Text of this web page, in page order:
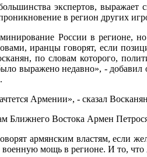
экспертов, выражает
в регион других
России в регионе,
иранцы говорят, если
по словам которого,
выражено недавно», -
Армении», - сказал
Ближнего Востока Армен
армянским властям, если
мощь в регионе. И то,